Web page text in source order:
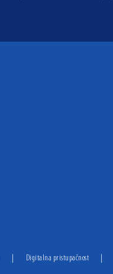
Digitalna pristupačnost